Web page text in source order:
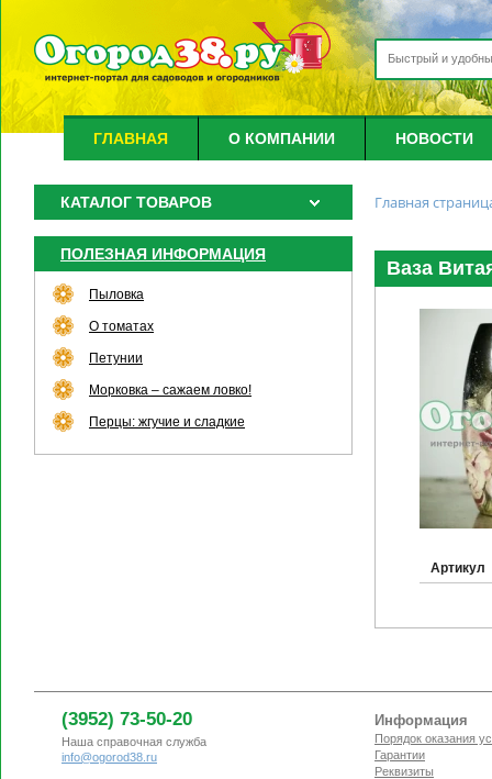
ГЛАВНАЯ О КОМПАНИИ НОВОСТИ
КАТАЛОГ ТОВАРОВ
ПОЛЕЗНАЯ ИНФОРМАЦИЯ
Пыловка
О томатах
Петунии
Морковка – сажаем ловко!
Перцы: жгучие и сладкие
Главная
Ваза
Артикул
(3952) 73-50-20
Наша справочная служба
info@ogorod38.ru
Информация
Порядок оказания
Гарантии
Реквизиты